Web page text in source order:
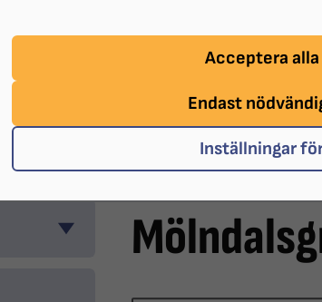
Acceptera
Endast
Inställningar